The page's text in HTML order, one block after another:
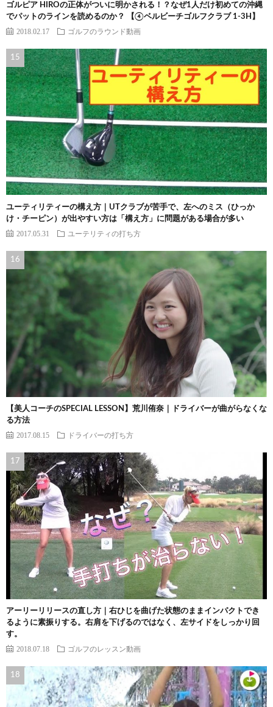
ゴルピア HIROの正体がついに明かされる！？なぜ1人だけ初めての沖縄
でパットのラインを読めるのか？ 【④ベルビーチゴルフクラブ 1-3H】
2018.02.17 ゴルフのラウンド動画
ユーティリティーの構え方｜UTクラブが苦手で、左へのミス（ひっか
け・チーピン）が出やすい方は「構え方」に問題がある場合が多い
2017.05.31 ユーテリティの打ち方
【美人コーチのSPECIAL LESSON】荒川侑奈｜ドライバーが曲がらなくな
る方法
2017.08.15 ドライバーの打ち方
アーリーリリースの直し方｜右ひじを曲げた状態のままインパクトでき
るように素振りする。右肩を下げるのではなく、左サイドをしっかり回
す。
2018.07.18 ゴルフのレッスン動画